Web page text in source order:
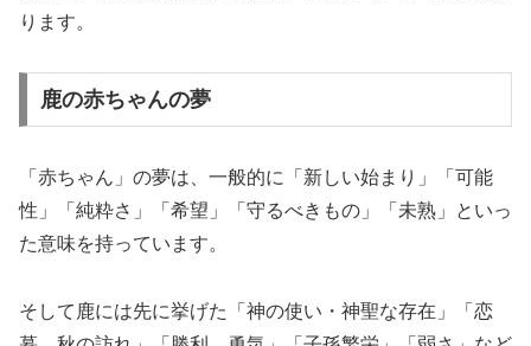
ります。
鹿の赤ちゃんの夢
「赤ちゃん」の夢は、一般的に「新しい始まり」「可能
性」「純粋さ」「希望」「守るべきもの」「未熟」といっ
た意味を持っています。
そして鹿には先に挙げた「神の使い・神聖な存在」「恋